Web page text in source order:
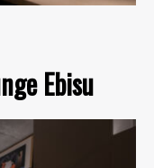
Ebisu